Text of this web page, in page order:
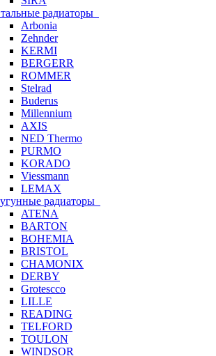
радиаторы
Arbonia
Zehnder
KERMI
BERGERR
ROMMER
Stelrad
Buderus
Millennium
AXIS
NED Thermo
PURMO
KORADO
Viessmann
LEMAX
радиаторы
ATENA
BARTON
BOHEMIA
BRISTOL
CHAMONIX
DERBY
Grotescco
LILLE
READING
TELFORD
TOULON
WINDSOR